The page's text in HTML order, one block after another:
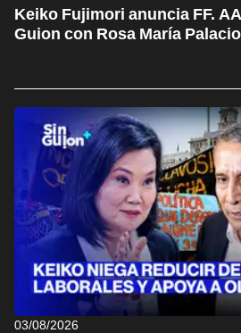
Keiko Fujimori anuncia FF.
Guion con Rosa María
03/08/2026